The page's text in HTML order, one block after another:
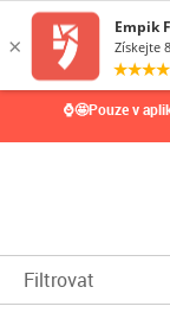
⌚🤩Pouze v
Filtrovat